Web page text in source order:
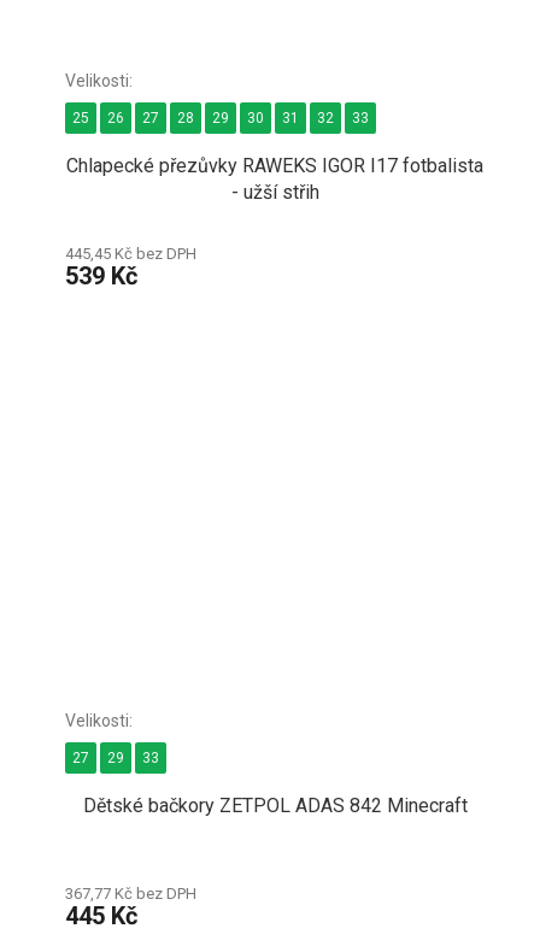
Chlapecké přezůvky RAWEKS IGOR I17 fotbalista
- užší střih
445,45 Kč bez DPH
539 Kč
25 26 27 28 29 30 31 32 33
Dětské bačkory ZETPOL ADAS 842 Minecraft
367,77 Kč bez DPH
445 Kč
27 29 33